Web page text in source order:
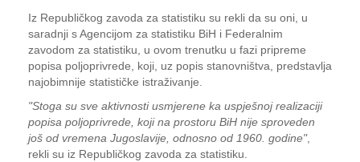
Iz Republičkog zavoda za statistiku su rekli da su oni, u
saradnji s Agencijom za statistiku BiH i Federalnim
zavodom za statistiku, u ovom trenutku u fazi pripreme
popisa poljoprivrede, koji, uz popis stanovništva, predstavlja
najobimnije statističke istraživanje.
"Stoga su sve aktivnosti usmjerene ka uspješnoj realizaciji
popisa poljoprivrede, koji na prostoru BiH nije sproveden
još od vremena Jugoslavije, odnosno od 1960. godine",
rekli su iz Republičkog zavoda za statistiku.